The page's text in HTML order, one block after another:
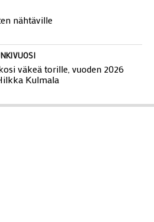
nähtäville
väkeä torille, vuoden 2026
Kulmala